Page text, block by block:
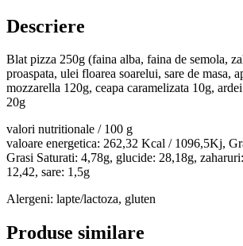
Descriere
Blat pizza 250g (faina alba, faina de semola,
proaspata, ulei floarea soarelui, sare de masa,
mozzarella 120g, ceapa caramelizata 10g,
20g
valori nutritionale / 100 g
valoare energetica: 262,32 Kcal / 1096,5Kj,
Grasi Saturati: 4,78g, glucide: 28,18g,
12,42, sare: 1,5g
Alergeni: lapte/lactoza, gluten
Produse similare